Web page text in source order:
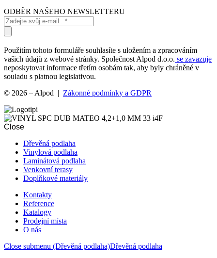
ODBĚR NAŠEHO NEWSLETTERU
Použitím tohoto formuláře souhlasíte s uložením a zpracováním
vašich údajů z webové stránky. Společnost Alpod d.o.o. se zavazuje
neposkytovat informace třetím osobám tak, aby byly chráněné v
souladu s platnou legislativou.
© 2026 – Alpod | Zákonné podmínky a GDPR
Close
Dřevěná podlaha
Vinylová podlaha
Laminátová podlaha
Venkovní terasy
Doplňkové materiály
Kontakty
Reference
Katalogy
Prodejní místa
O nás
Close submenu (Dřevěná podlaha)Dřevěná podlaha